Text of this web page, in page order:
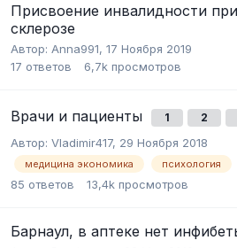
Присвоение инвалидности
склерозе
Автор: Anna991, 17 Ноября 2019
17 ответов 6,7k просмотров
Врачи и пациенты 1 2
Автор: Vladimir417, 29 Ноября 2018
медицина экономика психология
85 ответов 13,4k просмотров
Барнаул, в аптеке нет